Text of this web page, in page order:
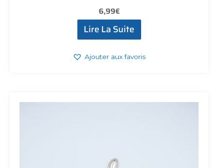
6,99€
Lire La Suite
Ajouter aux favoris